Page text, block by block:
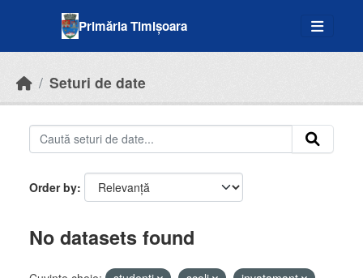
Primăria Timișoara
Seturi de date
Order by
No datasets found